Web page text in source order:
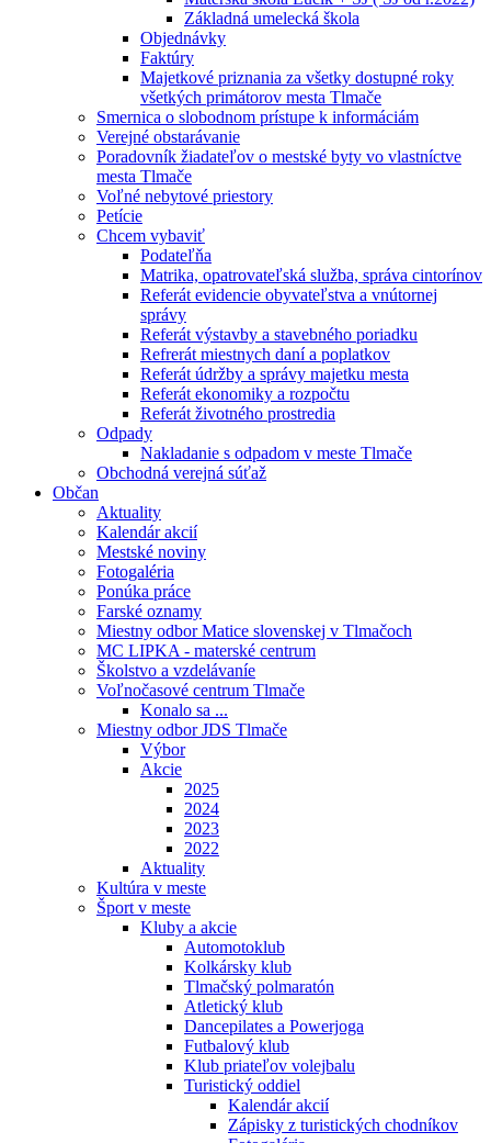
Základná umelecká škola
Objednávky
Faktúry
Majetkové priznania za všetky dostupné roky
všetkých primátorov mesta Tlmače
Smernica o slobodnom prístupe k informáciám
Verejné obstarávanie
Poradovník žiadateľov o mestské byty vo vlastníctve
mesta Tlmače
Voľné nebytové priestory
Petície
Chcem vybaviť
Podateľňa
Matrika, opatrovateľská služba, správa cintorínov
Referát evidencie obyvateľstva a vnútornej
správy
Referát výstavby a stavebného poriadku
Refrerát miestnych daní a poplatkov
Referát údržby a správy majetku mesta
Referát ekonomiky a rozpočtu
Referát životného prostredia
Odpady
Nakladanie s odpadom v meste Tlmače
Obchodná verejná súťaž
Občan
Aktuality
Kalendár akcií
Mestské noviny
Fotogaléria
Ponúka práce
Farské oznamy
Miestny odbor Matice slovenskej v Tlmačoch
MC LIPKA - materské centrum
Školstvo a vzdelávaníe
Voľnočasové centrum Tlmače
Konalo sa ...
Miestny odbor JDS Tlmače
Výbor
Akcie
2025
2024
2023
2022
Aktuality
Kultúra v meste
Šport v meste
Kluby a akcie
Automotoklub
Kolkársky klub
Tlmačský polmaratón
Atletický klub
Dancepilates a Powerjoga
Futbalový klub
Klub priateľov volejbalu
Turistický oddiel
Kalendár akcií
Zápisky z turistických chodníkov